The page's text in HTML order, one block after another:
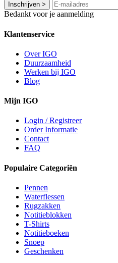
Inschrijven >
Bedankt voor je aanmelding
Klantenservice
Over IGO
Duurzaamheid
Werken bij IGO
Blog
Mijn IGO
Login / Registreer
Order Informatie
Contact
FAQ
Populaire Categoriën
Pennen
Waterflessen
Rugzakken
Notitieblokken
T-Shirts
Notitieboeken
Snoep
Geschenken